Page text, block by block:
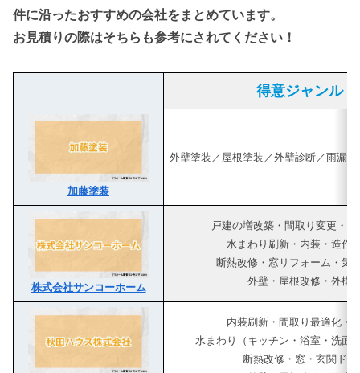
件に沿ったおすすめの会社をまとめています。
お見積りの際はそちらも参考にされてください！
得意ジャンル
加藤塗装
外壁塗装／屋根塗装／外壁診断／雨漏
株式会社サンコーホーム
戸建の増改築・間取り変更・二
水まわり刷新・内装・造作
断熱改修・窓リフォーム・気
外壁・屋根改修・外構
内装刷新・間取り最適化・
水まわり（キッチン・浴室・洗面
断熱改修・窓・玄関ドア